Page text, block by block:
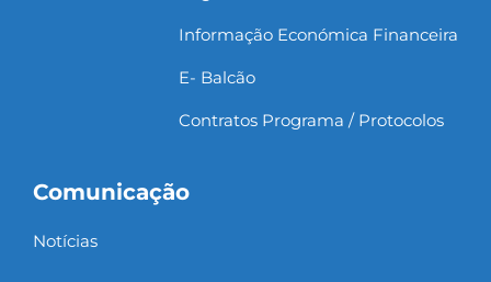
Informação Económica Financeira
E- Balcão
Contratos Programa / Protocolos
Comunicação
Notícias